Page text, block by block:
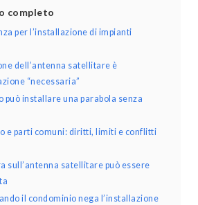
completo
per l’installazione di impianti
dell’antenna satellitare è
“necessaria”
può installare una parabola senza
e parti comuni: diritti, limiti e conflitti
sull’antenna satellitare può essere
il condominio nega l’installazione